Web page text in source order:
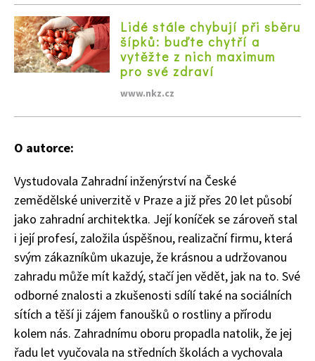
Lidé stále chybují při sběru
šípků: buďte chytří a
vytěžte z nich maximum
pro své zdraví
www.nkz.cz
O autorce:
Vystudovala Zahradní inženýrství na České
zemědělské univerzitě v Praze a již přes 20 let působí
jako zahradní architektka. Její koníček se zároveň stal
i její profesí, založila úspěšnou, realizační firmu, která
svým zákazníkům ukazuje, že krásnou a udržovanou
zahradu může mít každý, stačí jen vědět, jak na to. Své
odborné znalosti a zkušenosti sdílí také na sociálních
sítích a těší ji zájem fanoušků o rostliny a přírodu
kolem nás. Zahradnímu oboru propadla natolik, že jej
řadu let vyučovala na středních školách a vychovala